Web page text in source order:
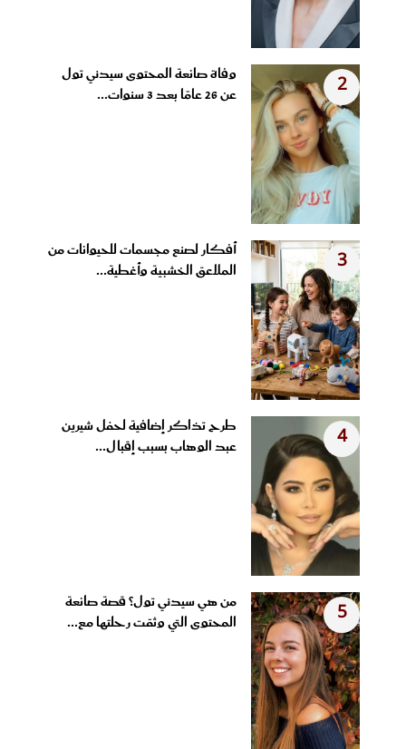
2
وفاة صانعة المحتوى سيدني تول
عن 26 عامًا بعد 3 سنوات...
3
أفكار لصنع مجسمات للحيوانات من
الملاعق الخشبية وأغطية...
4
طرح تذاكر إضافية لحفل شيرين
عبد الوهاب بسبب إقبال...
5
من هي سيدني تول؟ قصة صانعة
المحتوى التي وثقت رحلتها مع...